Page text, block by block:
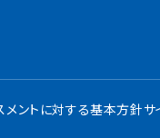
メントに対する基本方針サ